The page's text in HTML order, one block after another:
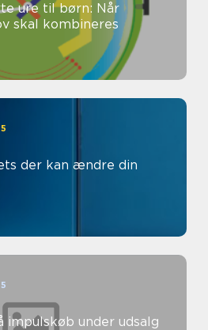
ure til børn: Når
skal kombineres
der kan ændre din
impulskøb under udsalg